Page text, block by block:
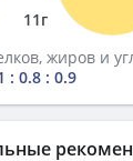
11г
жиров и
: 0.8 : 0.9